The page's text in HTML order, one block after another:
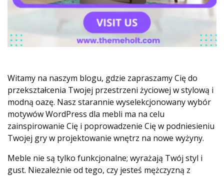
Witamy na naszym blogu, gdzie zapraszamy Cię do
przekształcenia Twojej przestrzeni życiowej w stylową i
modną oazę. Nasz starannie wyselekcjonowany wybór
motywów WordPress dla mebli ma na celu
zainspirowanie Cię i poprowadzenie Cię w podniesieniu
Twojej gry w projektowanie wnętrz na nowe wyżyny.
Meble nie są tylko funkcjonalne; wyrażają Twój styl i
gust. Niezależnie od tego, czy jesteś mężczyzną z